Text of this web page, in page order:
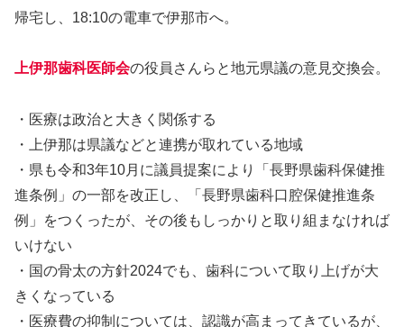
帰宅し、18:10の電車で伊那市へ。
上伊那歯科医師会の役員さんらと地元県議の意見交換会。
・医療は政治と大きく関係する
・上伊那は県議などと連携が取れている地域
・県も令和3年10月に議員提案により「長野県歯科保健推
進条例」の一部を改正し、「長野県歯科口腔保健推進条
例」をつくったが、その後もしっかりと取り組まなければ
いけない
・国の骨太の方針2024でも、歯科について取り上げが大
きくなっている
・医療費の抑制については、認識が高まってきているが、